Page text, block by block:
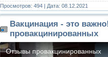
Просмотров: 494 | Дата: 08.12.2021
Вакцинация - это
провакцинированных